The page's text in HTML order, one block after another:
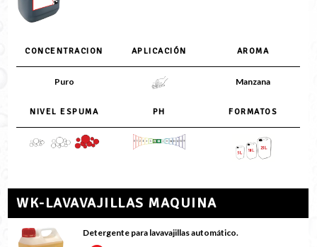
CONCENTRACION APLICACIÓN AROMA
Puro Manzana
NIVEL ESPUMA PH FORMATOS
WK-LAVAVAJILLAS MAQUINA
Detergente para lavavajillas automático.